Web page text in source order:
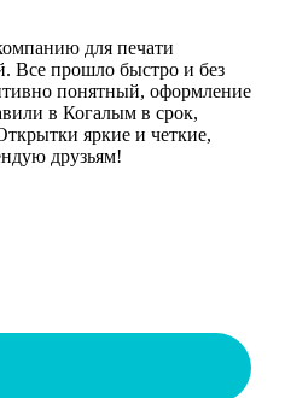
для печати
Все прошло быстро и без
понятный, оформление
в Когалым в срок,
яркие и четкие,
друзьям!